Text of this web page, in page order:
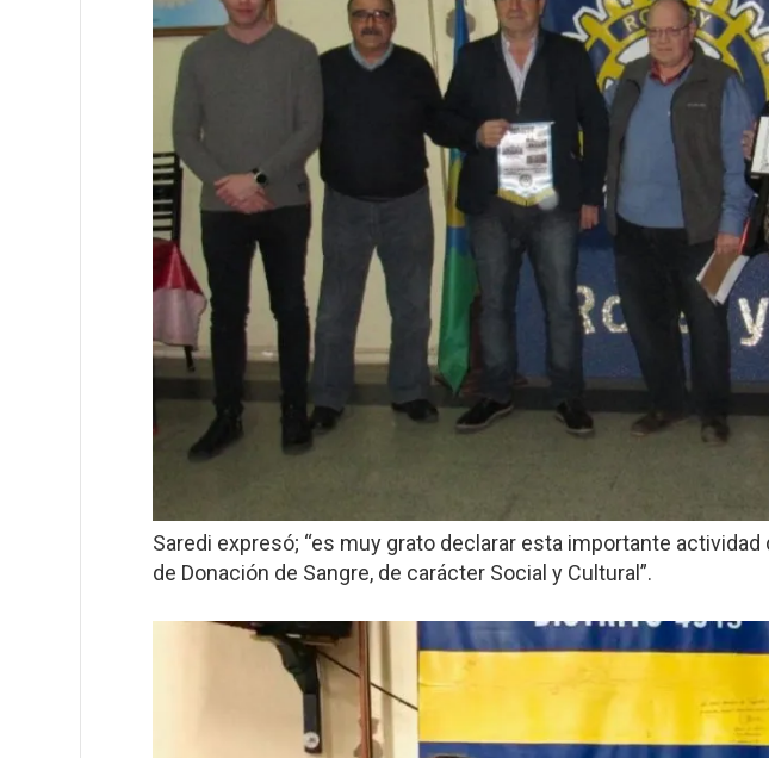
Saredi expresó; “es muy grato declarar esta importante
de Donación de Sangre, de carácter Social y Cultural”.